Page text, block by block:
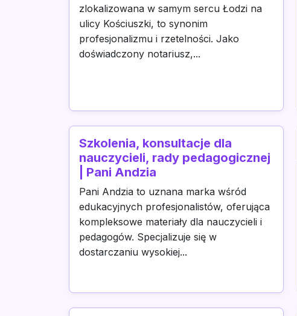
zlokalizowana w samym sercu Łodzi na
ulicy Kościuszki, to synonim
profesjonalizmu i rzetelności. Jako
doświadczony notariusz,...
Szkolenia, konsultacje dla
nauczycieli, rady pedagogicznej
| Pani Andzia
Pani Andzia to uznana marka wśród
edukacyjnych profesjonalistów, oferująca
kompleksowe materiały dla nauczycieli i
pedagogów. Specjalizuje się w
dostarczaniu wysokiej...